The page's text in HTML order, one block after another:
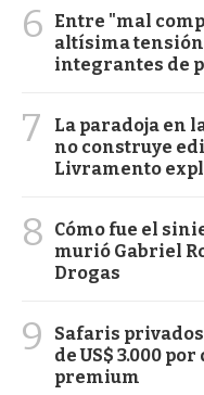
6
Entre "mal
altísima
integrantes de
7
La paradoja en
no construye
Livramento
8
Cómo fue el
murió Gabriel
Drogas
9
Safaris
de US$ 3.000
premium